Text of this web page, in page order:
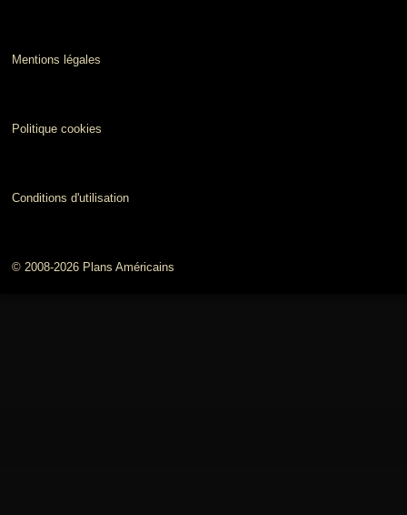
Mentions légales
Politique cookies
Conditions d'utilisation
© 2008-2026 Plans Américains